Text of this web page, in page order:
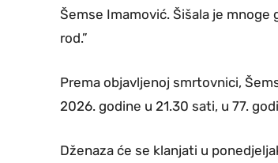
Šemse Imamović. Šišala je mnoge
rod.”
Prema objavljenoj smrtovnici,
2026. godine u 21.30 sati, u 77.
Dženaza će se klanjati u